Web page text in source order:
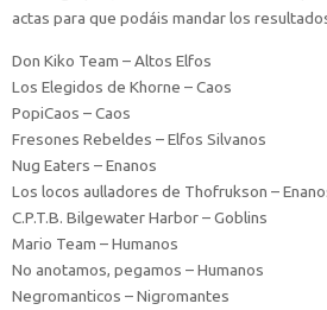
actas para que podáis mandar los
Don Kiko Team – Altos Elfos
Los Elegidos de Khorne – Caos
PopiCaos – Caos
Fresones Rebeldes – Elfos Silvanos
Nug Eaters – Enanos
Los locos aulladores de Thofrukson –
C.P.T.B. Bilgewater Harbor – Goblins
Mario Team – Humanos
No anotamos, pegamos – Humanos
Negromanticos – Nigromantes